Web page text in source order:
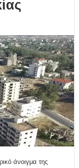
άνοιγμα της